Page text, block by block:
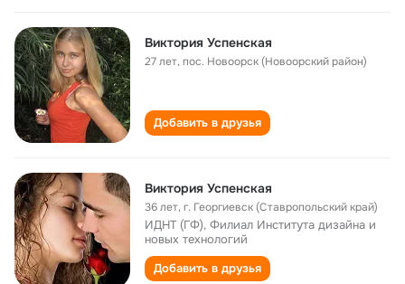
Виктория Успенская
27 лет,пос. Новоорск (Новоорский район)
Добавить в друзья
Виктория Успенская
36 лет,г. Георгиевск (Ставропольский край)
ИДНТ (ГФ), Филиал Института дизайна и
новых технологий
Добавить в друзья